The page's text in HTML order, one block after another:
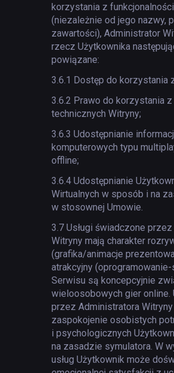
korzystania z
(niezależnie od jego nazwy,
zawartości), Administrator
rzecz Użytkownika
powiązane:
3.6.1 Dostęp do korzystania
3.6.2 Prawo do korzystania z
technicznych Witryny;
3.6.3 Udostępnianie
komputerowych typu
offline;
3.6.4 Udostępnianie
Wirtualnych w sposób i na
w stosownej Umowie.
3.7 Usługi świadczone
Witryny mają charakter
(grafika/animacje
atrakcyjny (oprogramowanie-
Serwisu są koncepcyjnie
wieloosobowych gier online.
przez Administratora Witryny
zaspokojenie osobistych
i psychologicznych
na zasadzie symulatora. W
usług Użytkownik może